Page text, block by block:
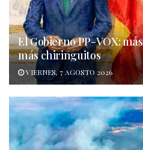
El Gobierno PP-VOX:
más chiringuitos
VIERNES, 7 AGOSTO 2026